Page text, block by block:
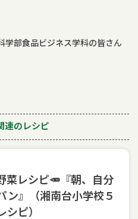
部食品ビジネス学科の皆さん
連のレシピ
菜レシピ🥕『朝、自分
ン』（湘南台小学校５
ピ）